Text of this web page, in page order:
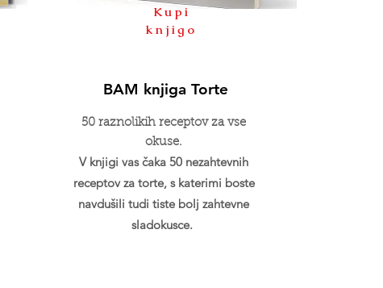
Kupi
knjigo
BAM knjiga Torte
50 raznolikih receptov za vse
okuse.
V knjigi vas čaka 50 nezahtevnih
receptov za torte, s katerimi boste
navdušili tudi tiste bolj zahtevne
sladokusce.